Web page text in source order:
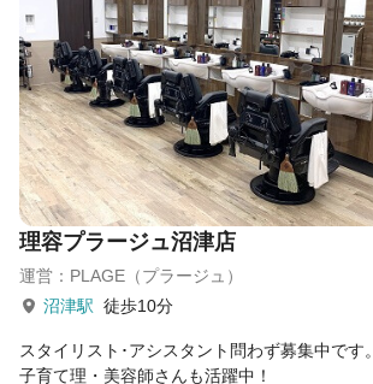
理容プラージュ沼津店
運営：PLAGE（プラージュ）
沼津駅 徒歩10分
スタイリスト･アシスタント問わず募集中です。
子育て理・美容師さんも活躍中！